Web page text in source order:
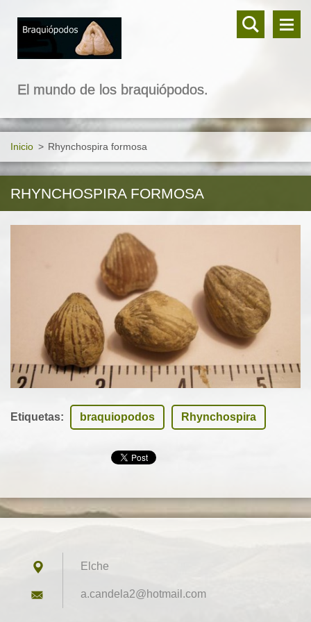
El mundo de los braquiópodos.
Inicio > Rhynchospira formosa
RHYNCHOSPIRA FORMOSA
Etiquetas: braquiopodos Rhynchospira
Elche
a.candel a2@hotmail.com